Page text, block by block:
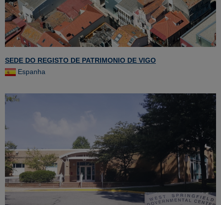
SEDE DO REGISTO DE PATRIMONIO DE VIGO
Espanha